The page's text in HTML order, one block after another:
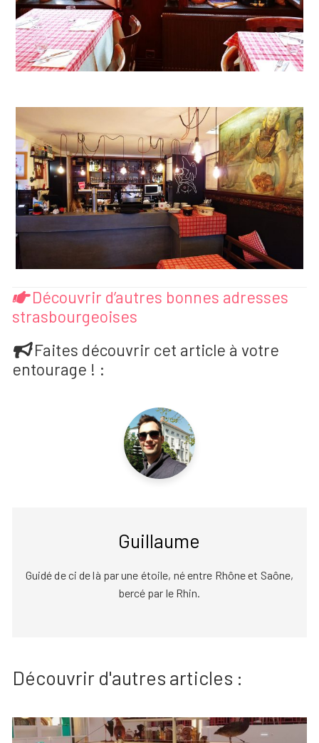
Découvrir d’autres bonnes adresses
strasbourgeoises
Faites découvrir cet article à votre
entourage ! :
Guillaume
Guidé de ci de là par une étoile, né entre Rhône et Saône,
bercé par le Rhin.
Découvrir d'autres articles :